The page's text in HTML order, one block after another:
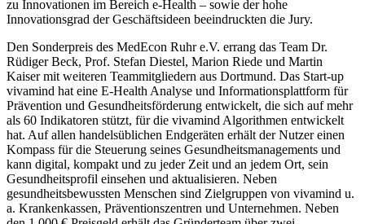
zu Innovationen im Bereich e-Health – sowie der hohe
Innovationsgrad der Geschäftsideen beeindruckten die Jury.
Den Sonderpreis des MedEcon Ruhr e.V. errang das Team Dr.
Rüdiger Beck, Prof. Stefan Diestel, Marion Riede und Martin
Kaiser mit weiteren Teammitgliedern aus Dortmund. Das Start-up
vivamind hat eine E-Health Analyse und Informationsplattform für
Prävention und Gesundheitsförderung entwickelt, die sich auf mehr
als 60 Indikatoren stützt, für die vivamind Algorithmen entwickelt
hat. Auf allen handelsüblichen Endgeräten erhält der Nutzer einen
Kompass für die Steuerung seines Gesundheitsmanagements und
kann digital, kompakt und zu jeder Zeit und an jedem Ort, sein
Gesundheitsprofil einsehen und aktualisieren. Neben
gesundheitsbewussten Menschen sind Zielgruppen von vivamind u.
a. Krankenkassen, Präventionszentren und Unternehmen. Neben